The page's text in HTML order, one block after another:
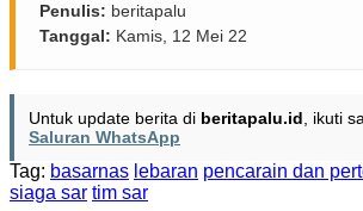
Penulis: beritapalu
Tanggal: Kamis, 12 Mei 22
Untuk update berita di beritapalu.id, ikuti
Saluran WhatsApp
Tag: basarnas lebaran pencarain dan
siaga sar tim sar